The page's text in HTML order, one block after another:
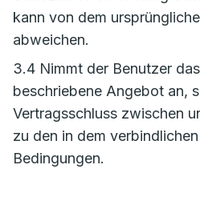
kann von dem
abweichen.
3.4 Nimmt der Benutzer
beschriebene Angebot an,
Vertragsschluss zwischen
zu den in dem
Bedingungen.